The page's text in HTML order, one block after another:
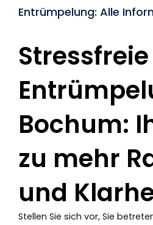
Entrümpelung: Alle
Stressfreie
Bochum:
zu mehr
und
Stellen Sie sich vor, Sie